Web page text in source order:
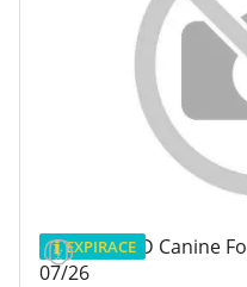
EXPIRACE
Purina PPVD Canine
07/26